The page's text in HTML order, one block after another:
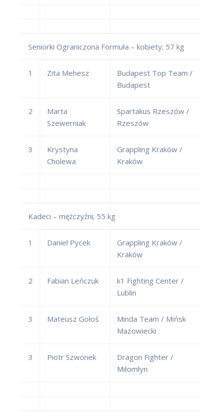
Seniorki Ograniczona Formuła – kobiety; 57 kg
1 Zita Mehesz
Budapest Top Team /
Budapest
2
Marta
Szewerniak
Spartakus Rzeszów /
Rzeszów
3
Krystyna
Cholewa
Grappling Kraków /
Kraków
Kadeci – mężczyźni; 55 kg
1 Daniel Pycek
Grappling Kraków /
Kraków
2 Fabian Leńczuk
k1 Fighting Center /
Lublin
3 Mateusz Gołoś
Minda Team / Mińsk
Mazowiecki
3 Piotr Szwonek
Dragon Fighter /
Miłomłyn